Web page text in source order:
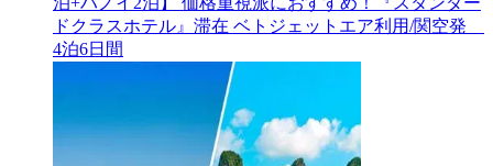
ドクラスホテル』滞在 ベトジェットエア利用/関空発
4泊6日間